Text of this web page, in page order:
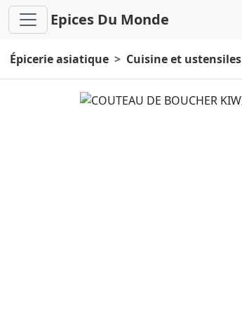
Epices Du Monde
Épicerie asiatique Cuisine et ustensiles